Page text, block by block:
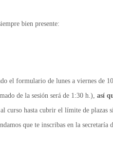
bien presente:
el formulario de lunes a viernes de
de la sesión será de 1:30 h.), así
curso hasta cubrir el límite de plazas
que te inscribas en la